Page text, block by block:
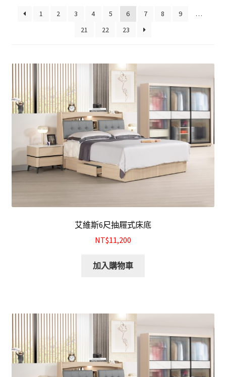
鞋櫃
電視櫃&長櫃
餐廰系列
餐桌&餐椅
餐櫃&收納櫃
雙人床＆單人床
化妝台
1 2 3 4 5 6 7 8 9
…
21
22 23
艾維斯6尺抽屜式床底
NT$11,200
加入購物車